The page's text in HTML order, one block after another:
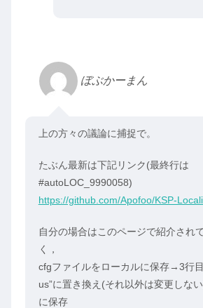
ぼぶかーまん
上の方々の議論に捕捉で。
たぶん最新は下記リンク(最終行は
#autoLOC_9990058)
https://github.com/Apofoo/KSP-
自分の場合はこのページで紹介され
く，
cfgファイルをローカルに保存→3行目
us”に置き換え(それ以外は変更しな
に保存